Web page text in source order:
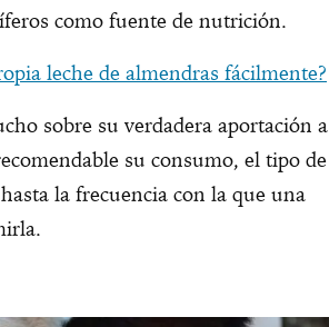
como fuente de nutrición.
leche de almendras fácilmente?
sobre su verdadera aportación a
su consumo, el tipo de
la frecuencia con la que una